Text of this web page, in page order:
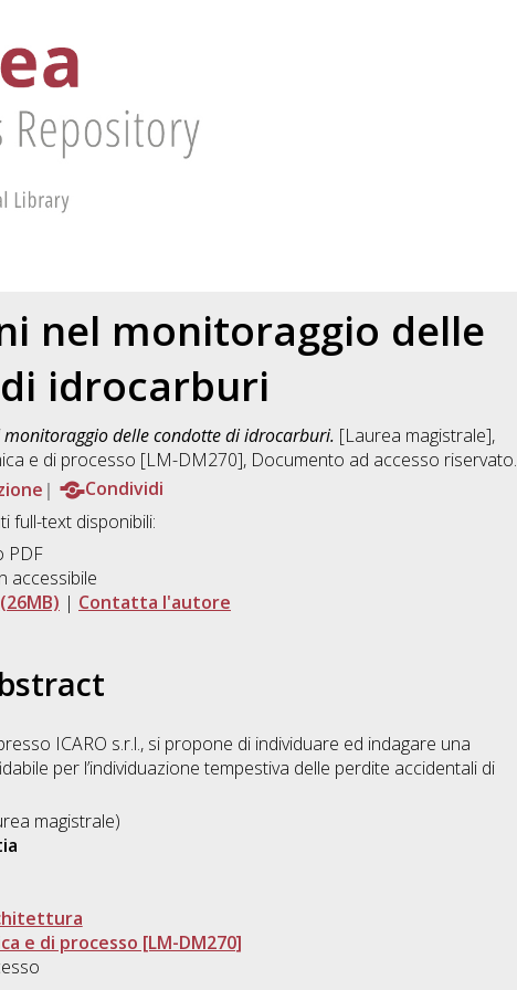
nel monitoraggio delle
idrocarburi
delle condotte di idrocarburi. [Laurea magistrale],
e di processo [LM-DM270], Documento ad accesso riservato.
Condividi
full-text disponibili:
PDF
accessibile
| Contatta l'autore
ICARO s.r.l., si propone di individuare ed indagare una
per l’individuazione tempestiva delle perdite accidentali di
magistrale)
e di processo [LM-DM270]